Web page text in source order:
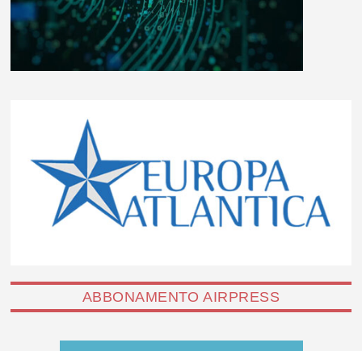
ABBONAMENTO AIRPRESS